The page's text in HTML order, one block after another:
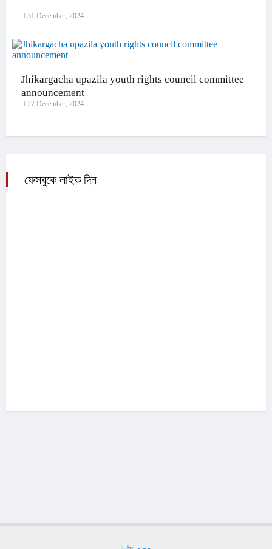
31 December, 2024
Jhikargacha upazila youth rights council committee
announcement
27 December, 2024
ফেসবুকে লাইক দিন